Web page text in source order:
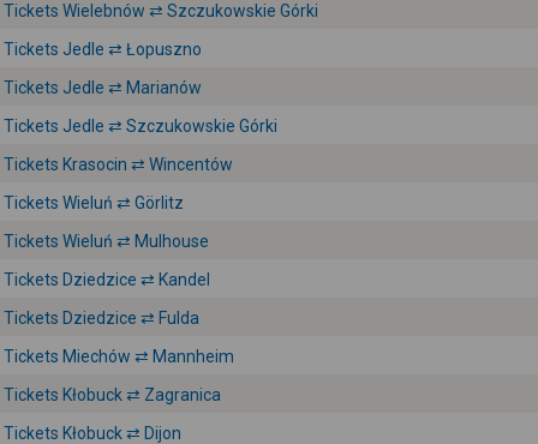
Tickets Wielebnów ⇄ Szczukowskie Górki
Tickets Jedle ⇄ Łopuszno
Tickets Jedle ⇄ Marianów
Tickets Jedle ⇄ Szczukowskie Górki
Tickets Krasocin ⇄ Wincentów
Tickets Wieluń ⇄ Görlitz
Tickets Wieluń ⇄ Mulhouse
Tickets Dziedzice ⇄ Kandel
Tickets Dziedzice ⇄ Fulda
Tickets Miechów ⇄ Mannheim
Tickets Kłobuck ⇄ Zagranica
Tickets Kłobuck ⇄ Dijon